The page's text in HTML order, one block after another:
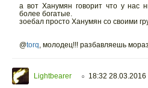
а вот Ханумян говорит что у нас
более богатые.
зоебал просто Ханумян со своими
@torq, молодец!!! разбавляешь
Lightbearer ○ 18:32 28.03.2016